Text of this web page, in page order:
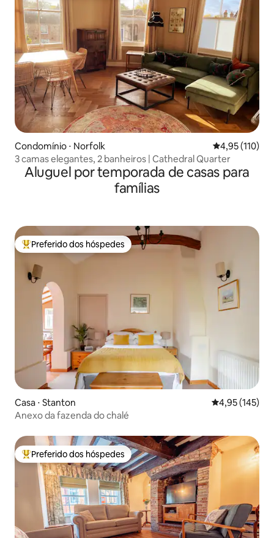
Condomínio ⋅ Norfolk 4,95 de uma
4,95 (110)
3 camas elegantes, 2 banheiros | Cathedral Quarter
Aluguel por temporada de casas para
famílias
Entre os melhores preferidos dos hóspedes
Preferido dos hóspedes
Casa ⋅ Stanton 4,95 de uma
4,95 (145)
Anexo da fazenda do chalé
Entre os melhores preferidos dos hóspedes
Preferido dos hóspedes